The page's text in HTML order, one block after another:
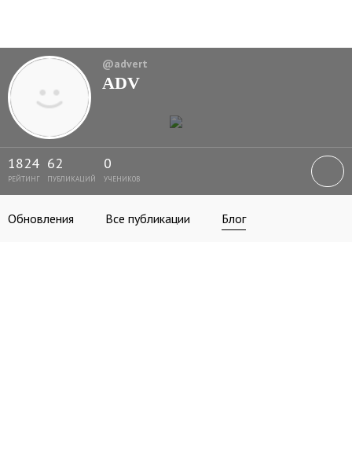
@advert
ADV
1824
РЕЙТИНГ
62
ПУБЛИКАЦИЙ
0
УЧЕНИКОВ
Обновления Все публикации Блог